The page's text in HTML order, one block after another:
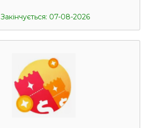
Закінчується: 07-08-2026